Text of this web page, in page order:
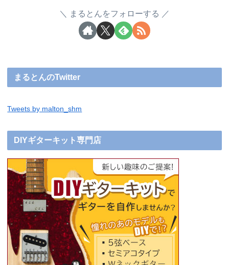
まるとんをフォローする
まるとんのTwitter
Tweets by malton_shm
DIYギターキット専門店